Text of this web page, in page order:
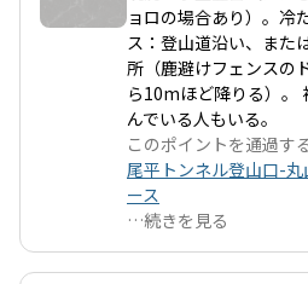
食事をするのに最適な場所です。山
じゅうの美しい景色が広がり、達成
からの眺望は圧巻で、登った道を見
動もひとしおです。 季節によっては、残雪や霧氷が見られること
もあり、特に冬の登山は幻想的な景
ただし、冬季は寒さ対策が必須で、
いましょう。登山者の中には、夕立
方もおり、事前の天候確認が重要です。 また、周辺には温泉や
元のグルメスポットも点在しており
す。傾山の自然と歴史を感じながら、
きるこのコースは、何度でも訪れた
ョロの場合あり）。冷
ス：登山道沿い、また
所（鹿避けフェンスの
ら10mほど降りる）。
んでいる人もいる。
このポイントを通過す
尾平トンネル登山口-
ース
…続きを見る